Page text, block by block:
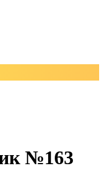
№163